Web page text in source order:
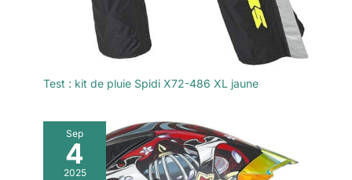
Test : kit de pluie Spidi X72-486 XL jaune
Sep
4
2025